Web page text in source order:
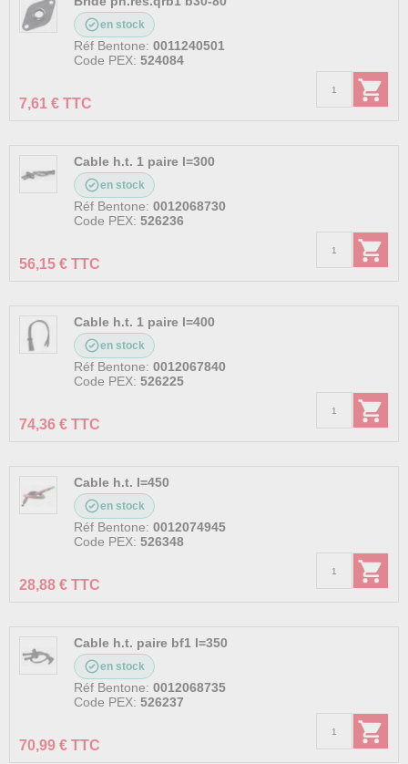
en stock
Réf Bentone: 0011240501
Code PEX: 524084
7,61 € TTC
Cable h.t. 1 paire l=300
en stock
Réf Bentone: 0012068730
Code PEX: 526236
56,15 € TTC
Cable h.t. 1 paire l=400
en stock
Réf Bentone: 0012067840
Code PEX: 526225
74,36 € TTC
Cable h.t. l=450
en stock
Réf Bentone: 0012074945
Code PEX: 526348
28,88 € TTC
Cable h.t. paire bf1 l=350
en stock
Réf Bentone: 0012068735
Code PEX: 526237
70,99 € TTC